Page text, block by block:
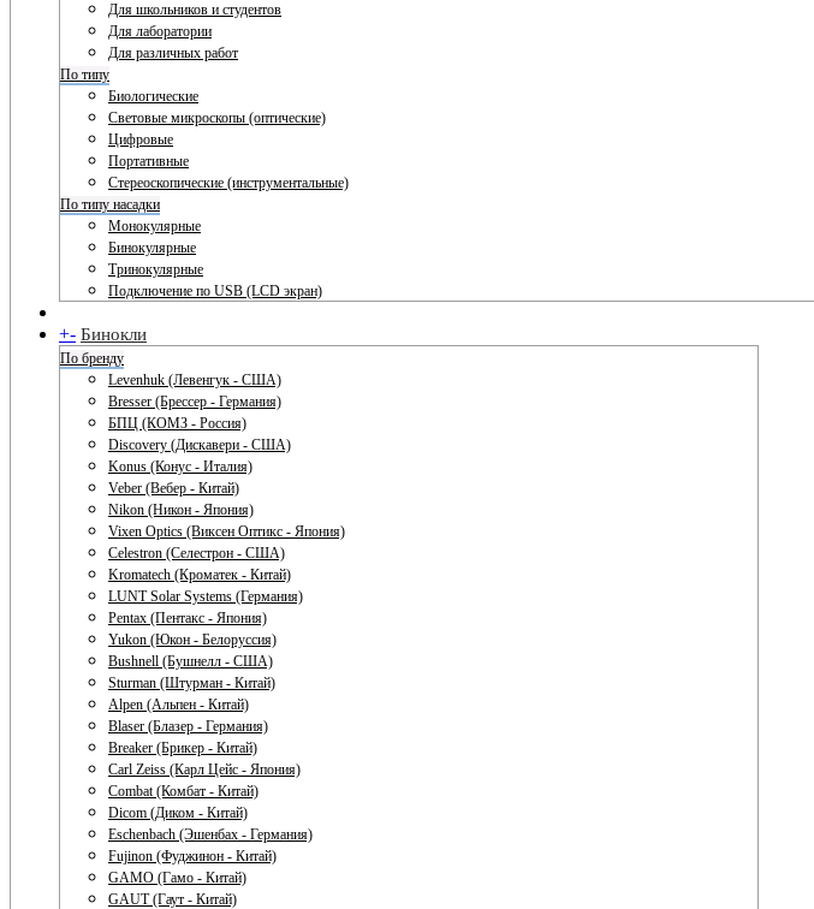
Для школьников и студентов
Для лаборатории
Для различных работ
По типу
Биологические
Световые микроскопы (оптические)
Цифровые
Портативные
Стереоскопические (инструментальные)
По типу насадки
Монокулярные
Бинокулярные
Тринокулярные
Подключение по USB (LCD экран)
+- Бинокли
По бренду
Levenhuk (Левенгук - США)
Bresser (Брессер - Германия)
БПЦ (КОМЗ - Россия)
Discovery (Дискавери - США)
Konus (Конус - Италия)
Veber (Вебер - Китай)
Nikon (Никон - Япония)
Vixen Optics (Виксен Оптикс - Япония)
Celestron (Селестрон - США)
Kromatech (Кроматек - Китай)
LUNT Solar Systems (Германия)
Pentax (Пентакс - Япония)
Yukon (Юкон - Белоруссия)
Bushnell (Бушнелл - США)
Sturman (Штурман - Китай)
Alpen (Альпен - Китай)
Blaser (Блазер - Германия)
Breaker (Брикер - Китай)
Carl Zeiss (Карл Цейс - Япония)
Combat (Комбат - Китай)
Dicom (Диком - Китай)
Eschenbach (Эшенбах - Германия)
Fujinon (Фуджинон - Китай)
GAMO (Гамо - Китай)
GAUT (Гаут - Китай)